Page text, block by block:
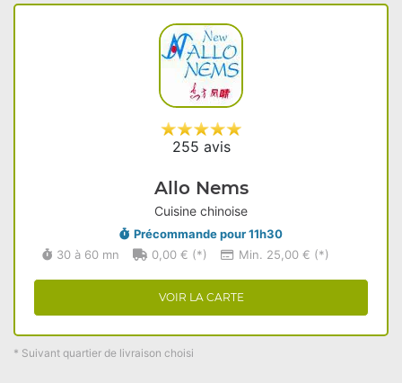
255 avis
Allo Nems
Cuisine chinoise
Précommande pour 11h30
30 à 60 mn
0,00 € (*) Min. 25,00 € (*)
VOIR LA CARTE
* Suivant quartier de livraison choisi